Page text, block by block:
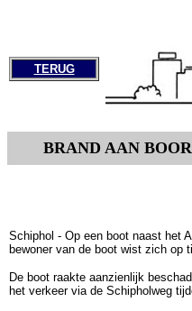
TERUG
BRAND AAN
Schiphol - Op een boot naast het
bewoner van de boot wist zich op
De boot raakte aanzienlijk
het verkeer via de Schipholweg